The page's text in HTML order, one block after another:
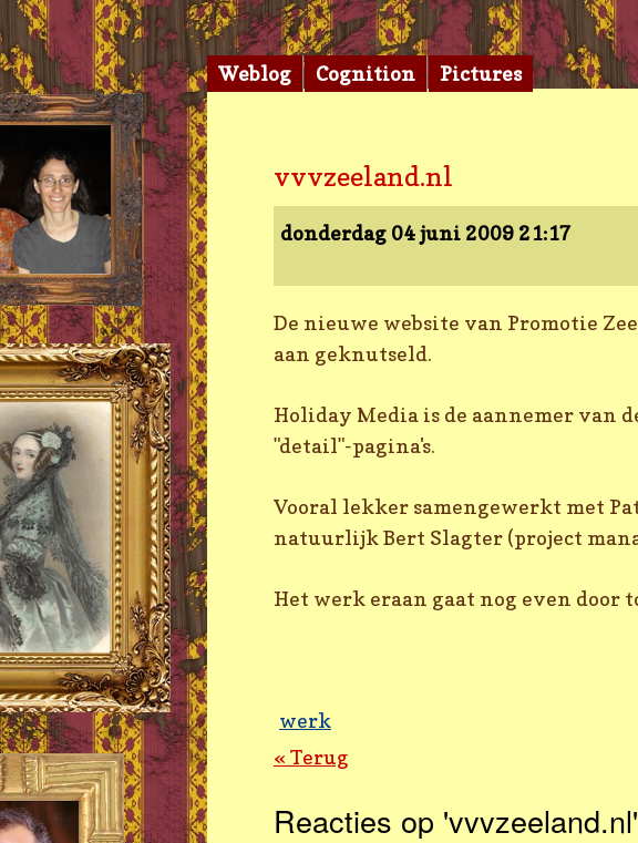
vvvzeeland.nl
donderdag 04 juni 2009 21:17
De nieuwe website van Promotie
aan geknutseld.
Holiday Media is de aannemer van
"detail"-pagina's.
Vooral lekker samengewerkt met
natuurlijk Bert Slagter (project
Het werk eraan gaat nog even door
werk
« Terug
Reacties op 'vvvzeeland.nl'
Weblog Cognition Pictures